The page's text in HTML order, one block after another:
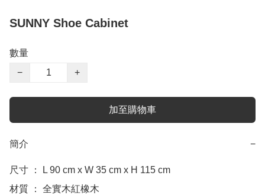
SUNNY Shoe Cabinet
數量
−
+
加至購物車
簡介 −
尺寸 ： L 90 cm x W 35 cm x H 115 cm
材質 ： 全實木紅橡木